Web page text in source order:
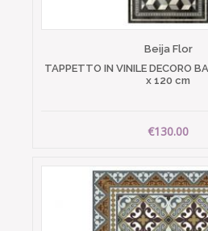
Beija Flor
TAPPETTO IN VINILE DECORO
x 120 cm
€130.00